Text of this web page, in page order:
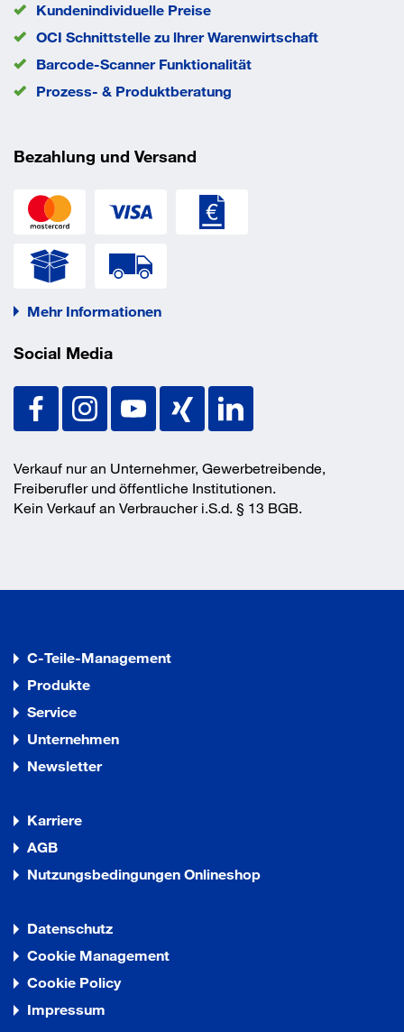
Kundenindividuelle Preise
OCI Schnittstelle zu lhrer Warenwirtschaft
Barcode-Scanner Funktionalität
Prozess- & Produktberatung
Bezahlung und Versand
Mehr Informationen
Social Media
Verkauf nur an Unternehmer, Gewerbetreibende,
Freiberufler und öffentliche Institutionen.
Kein Verkauf an Verbraucher i.S.d. § 13 BGB.
C-Teile-Management
Produkte
Service
Unternehmen
Newsletter
Karriere
AGB
Nutzungsbedingungen Onlineshop
Datenschutz
Cookie Management
Cookie Policy
Impressum